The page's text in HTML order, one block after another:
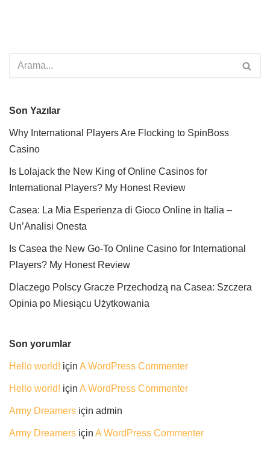
Son Yazılar
Why International Players Are Flocking to SpinBoss
Casino
Is Lolajack the New King of Online Casinos for
International Players? My Honest Review
Casea: La Mia Esperienza di Gioco Online in Italia –
Un’Analisi Onesta
Is Casea the New Go-To Online Casino for International
Players? My Honest Review
Dlaczego Polscy Gracze Przechodzą na Casea: Szczera
Opinia po Miesiącu Użytkowania
Son yorumlar
Hello world! için A WordPress Commenter
Hello world! için A WordPress Commenter
Army Dreamers için admin
Army Dreamers için A WordPress Commenter